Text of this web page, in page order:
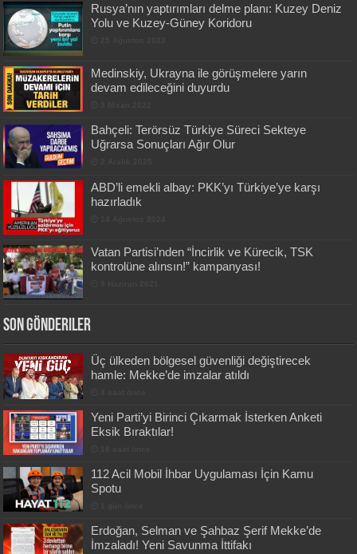
Rusya’nın yaptırımları delme planı: Kuzey Deniz
Yolu ve Kuzey-Güney Koridoru
Medinskiy, Ukrayna ile görüşmelere yarın
devam edileceğini duyurdu
Bahçeli: Terörsüz Türkiye Süreci Sekteye
Uğrarsa Sonuçları Ağır Olur
ABD’li emekli albay: PKK’yı Türkiye’ye karşı
hazırladık
Vatan Partisi’nden “İncirlik ve Kürecik, TSK
kontrolüne alınsın!” kampanyası!
Son Gönderiler
Üç ülkeden bölgesel güvenliği değiştirecek
hamle: Mekke’de imzalar atıldı
Yeni Parti’yi Birinci Çıkarmak İsterken Anketi
Eksik Bıraktılar!
112 Acil Mobil İhbar Uygulaması İçin Kamu
Spotu
Erdoğan, Selman ve Şahbaz Şerif Mekke’de
İmzaladı! Yeni Savunma İttifakı